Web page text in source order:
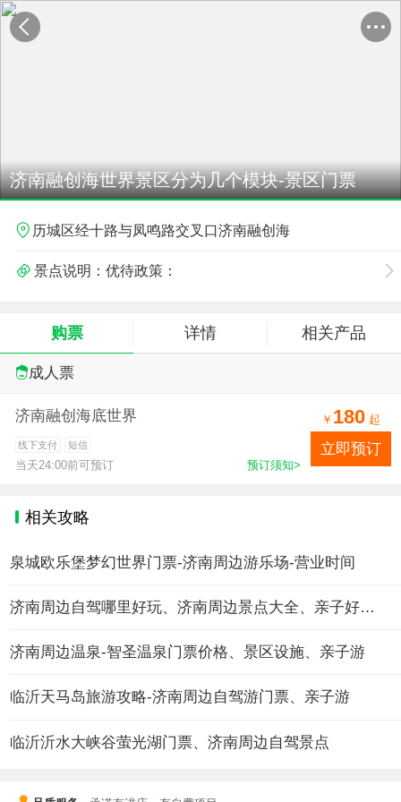
济南融创海世界景区分为几个模块-景区门票
历城区经十路与凤鸣路交叉口济南融创海
景点说明：优待政策：
A. 免票政策：1.2米（不含）以下儿童免费，每名免票儿童需有一名购票且具备安全监护能力的成人陪同入园，每名购票成人至多携带一名儿童入园。
①.优待票适用人群：
1）儿童：适用于儿童（1.2m≤身高<1.5m）；
2）老人：周岁年龄≥60（须凭有效证件）；
②学生票适用人群：
适用于全日制小学、初中、高中/中专、全日制大专、本科在校学生，需凭学生证或学信网身份证明等有效学生证明购票。如不能出示有效证件，应按门市价全票补齐
购票 详情 相关产品
成人票
济南融创海底世界
线下支付 短信
当天24:00前可预订 预订须知>
￥ 180 起
立即预订
相关攻略
泉城欧乐堡梦幻世界门票-济南周边游乐场-营业时间
济南周边自驾哪里好玩、济南周边景点大全、亲子好去处
济南周边温泉-智圣温泉门票价格、景区设施、亲子游
临沂天马岛旅游攻略-济南周边自驾游门票、亲子游
临沂沂水大峡谷萤光湖门票、济南周边自驾景点